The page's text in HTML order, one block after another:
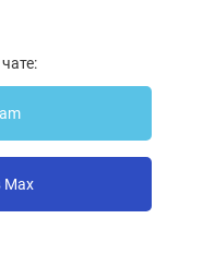
Max